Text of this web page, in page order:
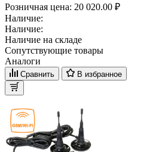
Розничная цена: 20 020.00 ₽
Наличие:
Наличие:
Наличие на складе
Сопутствующие товары
Аналоги
Сравнить В избранное